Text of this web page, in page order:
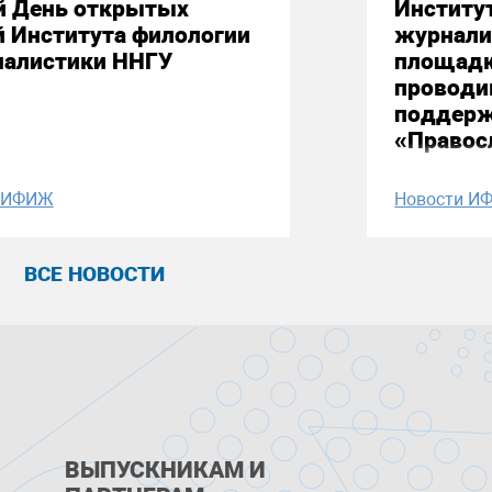
День открытых
Института филологии
ННГУ
ИФИЖ Новости
ВСЕ НОВОСТИ
ВЫПУСКНИКАМ И